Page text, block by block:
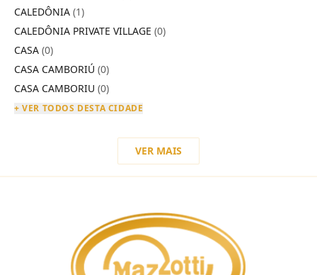
CALEDÔNIA (1)
CALEDÔNIA PRIVATE VILLAGE (0)
CASA (0)
CASA CAMBORIÚ (0)
CASA CAMBORIU (0)
+ VER TODOS DESTA CIDADE
VER MAIS